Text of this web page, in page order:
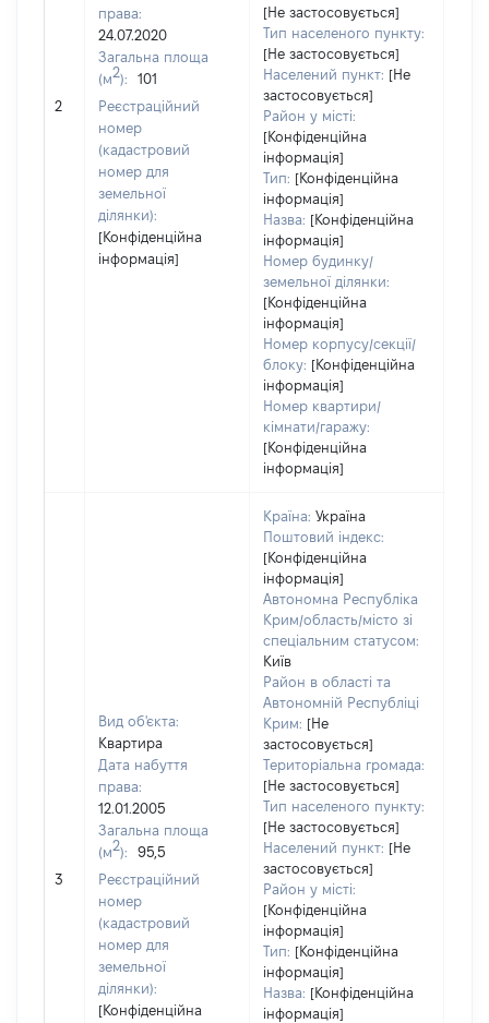
2
права:
24.07.2020
Загальна площа
(м2):
101
Реєстраційний
номер
(кадастровий
номер для
земельної
ділянки):
[Конфіденційна
інформація]
[Не застосовується]
Тип населеного пункту:
[Не застосовується]
Населений пункт: [Не
застосовується]
Район у місті:
[Конфіденційна
інформація]
Тип: [Конфіденційна
інформація]
Назва: [Конфіденційна
інформація]
Номер будинку/
земельної ділянки:
[Конфіденційна
інформація]
Номер корпусу/секції/
блоку: [Конфіденційна
інформація]
Номер квартири/
кімнати/гаражу:
[Конфіденційна
інформація]
3
Вид об'єкта:
Квартира
Дата набуття
права:
12.01.2005
Загальна площа
(м2):
95,5
Реєстраційний
номер
(кадастровий
номер для
земельної
ділянки):
[Конфіденційна
Країна: Україна
Поштовий індекс:
[Конфіденційна
інформація]
Автономна Республіка
Крим/область/місто зі
спеціальним статусом:
Київ
Район в області та
Автономній Республіці
Крим: [Не
застосовується]
Територіальна громада:
[Не застосовується]
Тип населеного пункту:
[Не застосовується]
Населений пункт: [Не
застосовується]
Район у місті:
[Конфіденційна
інформація]
Тип: [Конфіденційна
інформація]
Назва: [Конфіденційна
інформація]